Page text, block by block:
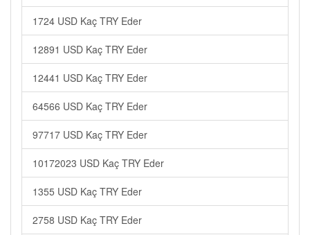
1724 USD Kaç TRY Eder
12891 USD Kaç TRY Eder
12441 USD Kaç TRY Eder
64566 USD Kaç TRY Eder
97717 USD Kaç TRY Eder
10172023 USD Kaç TRY Eder
1355 USD Kaç TRY Eder
2758 USD Kaç TRY Eder